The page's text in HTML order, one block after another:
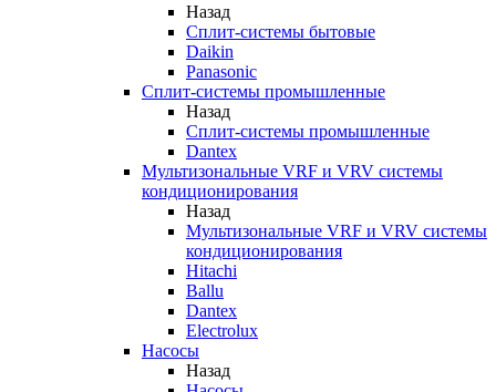
Назад
Сплит-системы бытовые
Daikin
Panasonic
Сплит-системы промышленные
Назад
Сплит-системы промышленные
Dantex
Мультизональные VRF и VRV системы
кондиционирования
Назад
Мультизональные VRF и VRV системы
кондиционирования
Hitachi
Ballu
Dantex
Electrolux
Насосы
Назад